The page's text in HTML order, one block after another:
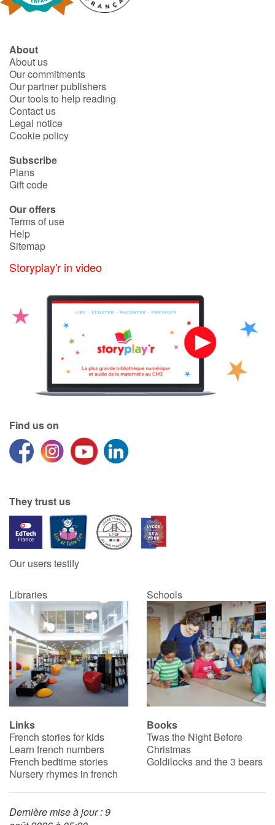
With the family
Daily life and hobbies
At school
Festivals and events
Love and friendship
Social issues
Emotions and feelings
Formats and illustrations
Catalogue anglais
Contraste +
Family
Libraries
Videos & Tutorials
Blog
Learn french with Storyplay'r
French book lists for children
Reading for children
Activities and workshops
Dyslexia and reading disorders
About
About us
Our commitments
Our partner publishers
Our tools to help reading
Contact us
Legal notice
Cookie policy
Subscribe
Plans
Gift code
Our offers
Terms of use
Help
Sitemap
Storyplay'r in video
Find us on
They trust us
Our users testify
Libraries Schools
Links
French stories for kids
Learn french numbers
French bedtime stories
Nursery rhymes in french
Books
Twas the Night Before
Christmas
Goldilocks and the 3 bears
Dernière mise à jour : 9